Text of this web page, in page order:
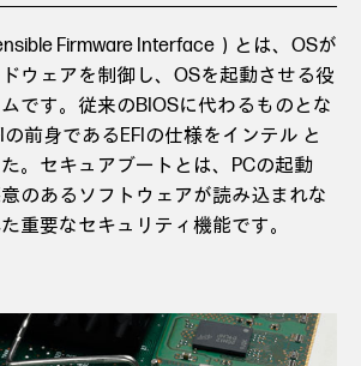
Firmware Interface）とは、OSが
ウェアを制御し、OSを起動させる役
です。従来のBIOSに代わるものとな
の前身であるEFIの仕様をインテル と
。セキュアブートとは、PCの起動
のあるソフトウェアが読み込まれな
重要なセキュリティ機能です。